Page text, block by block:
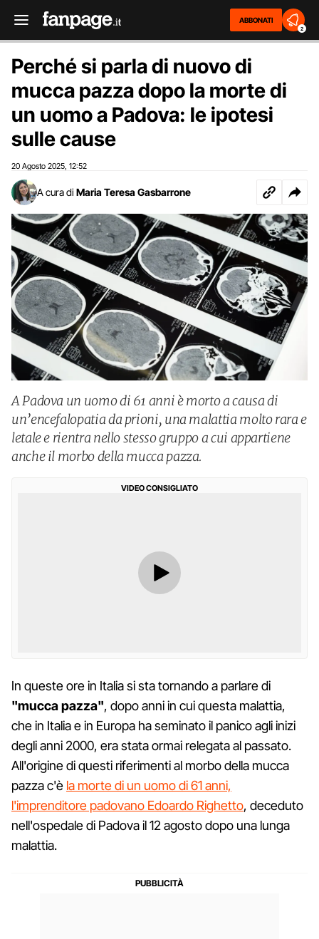
ABBONATI
2
Perché si parla di nuovo di
mucca pazza dopo la morte di
un uomo a Padova: le ipotesi
sulle cause
20 Agosto 2025 12:52
A cura di Maria Teresa Gasbarrone
A Padova un uomo di 61 anni è morto a causa di
un’encefalopatia da prioni, una malattia molto rara e
letale e rientra nello stesso gruppo a cui appartiene
anche il morbo della mucca pazza.
VIDEO CONSIGLIATO
In queste ore in Italia si sta tornando a parlare di
"mucca pazza", dopo anni in cui questa malattia,
che in Italia e in Europa ha seminato il panico agli inizi
degli anni 2000, era stata ormai relegata al passato.
All'origine di questi riferimenti al morbo della mucca
pazza c'è la morte di un uomo di 61 anni,
l'imprenditore padovano Edoardo Righetto, deceduto
nell'ospedale di Padova il 12 agosto dopo una lunga
malattia.